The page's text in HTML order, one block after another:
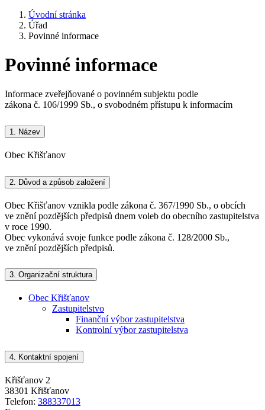
Úvodní stránka
Úřad
Povinné informace
Povinné informace
Informace zveřejňované o povinném subjektu podle
zákona č. 106/1999 Sb., o svobodném přístupu k informacím
1. Název
Obec Křišťanov
2. Důvod a způsob založení
Obec Křišťanov vznikla podle zákona č. 367/1990 Sb., o obcích
ve znění pozdějších předpisů dnem voleb do obecního zastupitelstva
v roce 1990.
Obec vykonává svoje funkce podle zákona č. 128/2000 Sb.,
ve znění pozdějších předpisů.
3. Organizační struktura
Obec Křišťanov
Zastupitelstvo
Finanční výbor zastupitelstva
Kontrolní výbor zastupitelstva
4. Kontaktní spojení
Křišťanov 2
38301 Křišťanov
Telefon: 388337013